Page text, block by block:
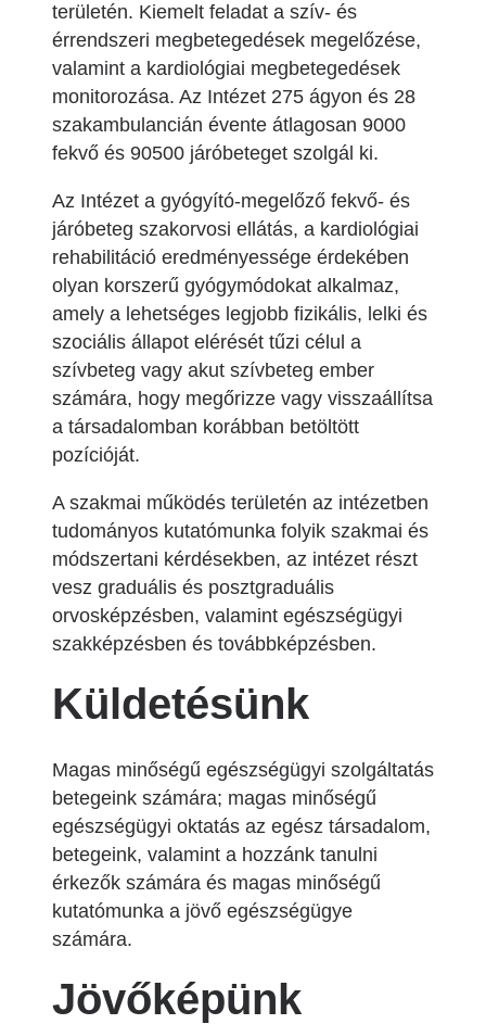
területén. Kiemelt feladat a szív- és
érrendszeri megbetegedések megelőzése,
valamint a kardiológiai megbetegedések
monitorozása. Az Intézet 275 ágyon és 28
szakambulancián évente átlagosan 9000
fekvő és 90500 járóbeteget szolgál ki.
Az Intézet a gyógyító-megelőző fekvő- és
járóbeteg szakorvosi ellátás, a kardiológiai
rehabilitáció eredményessége érdekében
olyan korszerű gyógymódokat alkalmaz,
amely a lehetséges legjobb fizikális, lelki és
szociális állapot elérését tűzi célul a
szívbeteg vagy akut szívbeteg ember
számára, hogy megőrizze vagy visszaállítsa
a társadalomban korábban betöltött
pozícióját.
A szakmai működés területén az intézetben
tudományos kutatómunka folyik szakmai és
módszertani kérdésekben, az intézet részt
vesz graduális és posztgraduális
orvosképzésben, valamint egészségügyi
szakképzésben és továbbképzésben.
Küldetésünk
Magas minőségű egészségügyi szolgáltatás
betegeink számára; magas minőségű
egészségügyi oktatás az egész társadalom,
betegeink, valamint a hozzánk tanulni
érkezők számára és magas minőségű
kutatómunka a jövő egészségügye
számára.
Jövőképünk